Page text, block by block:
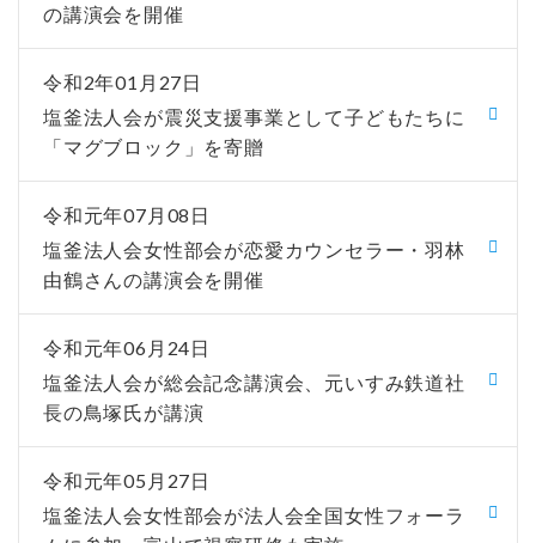
の講演会を開催
令和2年01月27日
塩釜法人会が震災支援事業として子どもたちに
「マグブロック」を寄贈
令和元年07月08日
塩釜法人会女性部会が恋愛カウンセラー・羽林
由鶴さんの講演会を開催
令和元年06月24日
塩釜法人会が総会記念講演会、元いすみ鉄道社
長の鳥塚氏が講演
令和元年05月27日
塩釜法人会女性部会が法人会全国女性フォーラ